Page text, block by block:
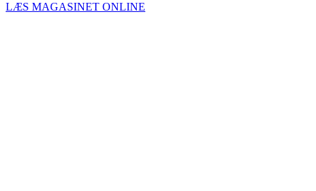
LÆS MAGASINET ONLINE